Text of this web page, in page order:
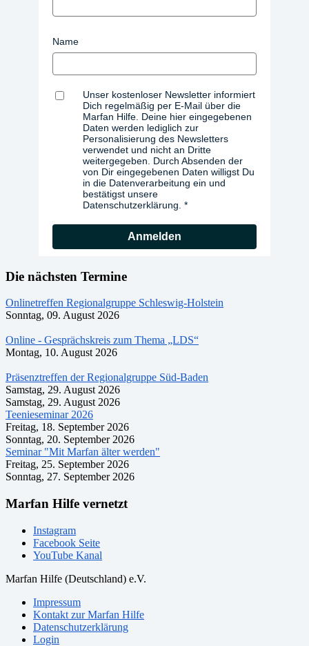
Name
Unser kostenloser Newsletter informiert
Dich regelmäßig per E-Mail über die
Marfan Hilfe. Deine hier eingegebenen
Daten werden lediglich zur
Personalisierung des Newsletters
verwendet und nicht an Dritte
weitergegeben. Durch Absenden der
von Dir eingegebenen Daten willigst Du
in die Datenverarbeitung ein und
bestätigst unsere
Datenschutzerklärung.
Anmelden
Die nächsten Termine
Onlinetreffen Regionalgruppe Schleswig-Holstein
Sonntag, 09. August 2026
Online - Gesprächskreis zum Thema „LDS“
Montag, 10. August 2026
Präsenztreffen der Regionalgruppe Süd-Baden
Samstag, 29. August 2026
Samstag, 29. August 2026
Teenieseminar 2026
Freitag, 18. September 2026
Sonntag, 20. September 2026
Seminar "Mit Marfan älter werden"
Freitag, 25. September 2026
Sonntag, 27. September 2026
Marfan Hilfe vernetzt
Instagram
Facebook Seite
YouTube Kanal
Marfan Hilfe (Deutschland) e.V.
Impressum
Kontakt zur Marfan Hilfe
Datenschutzerklärung
Login